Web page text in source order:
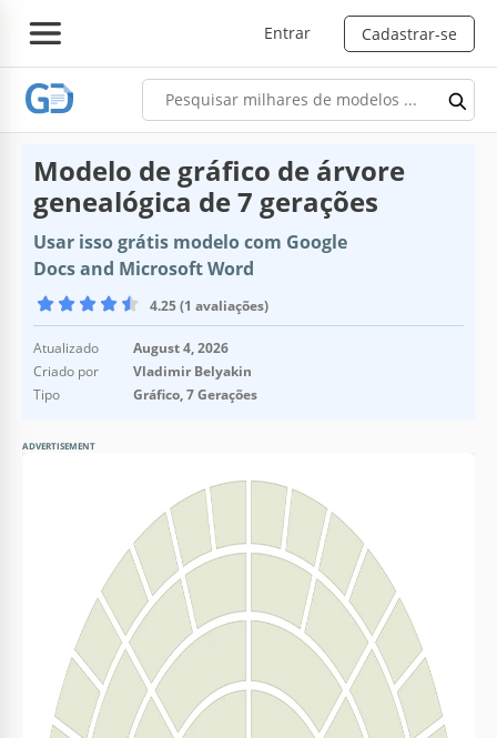
Entrar Cadastrar-se
Modelo de gráfico de árvore
genealógica de 7 gerações
Usar isso grátis modelo com Google
Docs and Microsoft Word
4.25 (1 avaliações)
Atualizado
August 4, 2026
Criado por
Vladimir Belyakin
Tipo
Gráfico, 7 Gerações
ADVERTISEMENT